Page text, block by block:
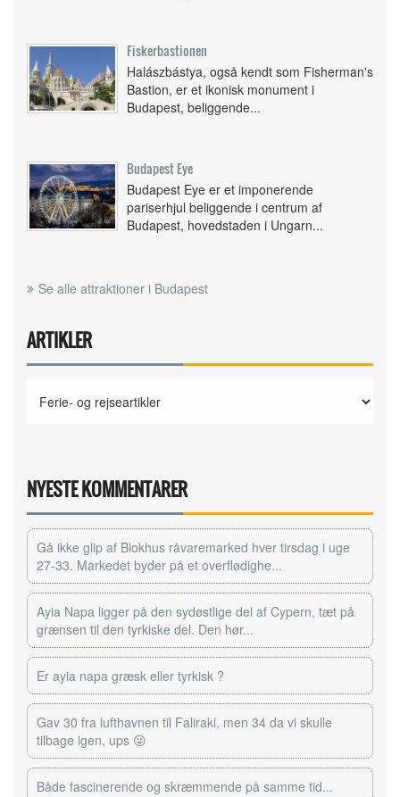
Fiskerbastionen
Halászbástya, også kendt som Fisherman's
Bastion, er et ikonisk monument i
Budapest, beliggende...
Budapest Eye
Budapest Eye er et imponerende
pariserhjul beliggende i centrum af
Budapest, hovedstaden i Ungarn...
Se alle attraktioner i Budapest
ARTIKLER
NYESTE KOMMENTARER
Gå ikke glip af Blokhus råvaremarked hver tirsdag i uge
27-33. Markedet byder på et overflødighe...
Ayia Napa ligger på den sydøstlige del af Cypern, tæt på
grænsen til den tyrkiske del. Den hør...
Er ayia napa græsk eller tyrkisk ?
Gav 30 fra lufthavnen til Faliraki, men 34 da vi skulle
tilbage igen, ups 😜
Både fascinerende og skræmmende på samme tid...